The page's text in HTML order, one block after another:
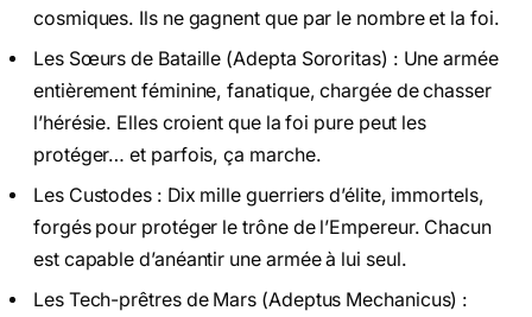
cosmiques. Ils ne gagnent que par le nombre et la foi.
Les Sœurs de Bataille (Adepta Sororitas) : Une armée
entièrement féminine, fanatique, chargée de chasser
l’hérésie. Elles croient que la foi pure peut les
protéger… et parfois, ça marche.
Les Custodes : Dix mille guerriers d’élite, immortels,
forgés pour protéger le trône de l’Empereur. Chacun
est capable d’anéantir une armée à lui seul.
Les Tech-prêtres de Mars (Adeptus Mechanicus) :